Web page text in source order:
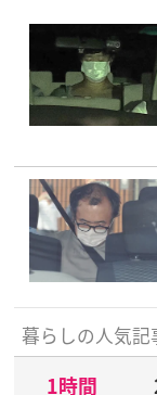
暮らしの人気記
1時間